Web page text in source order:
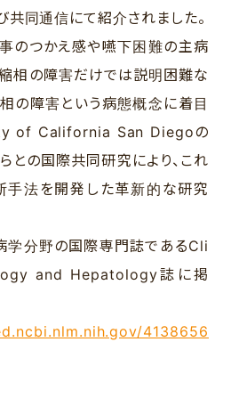
共同通信にて紹介されました。
のつかえ感や嚥下困難の主病
相の障害だけでは説明困難な
の障害という病態概念に着目
of California San Diegoの
の国際共同研究により、これ
手法を開発した革新的な研究
学分野の国際専門誌であるCli
and Hepatology誌に掲
4138656